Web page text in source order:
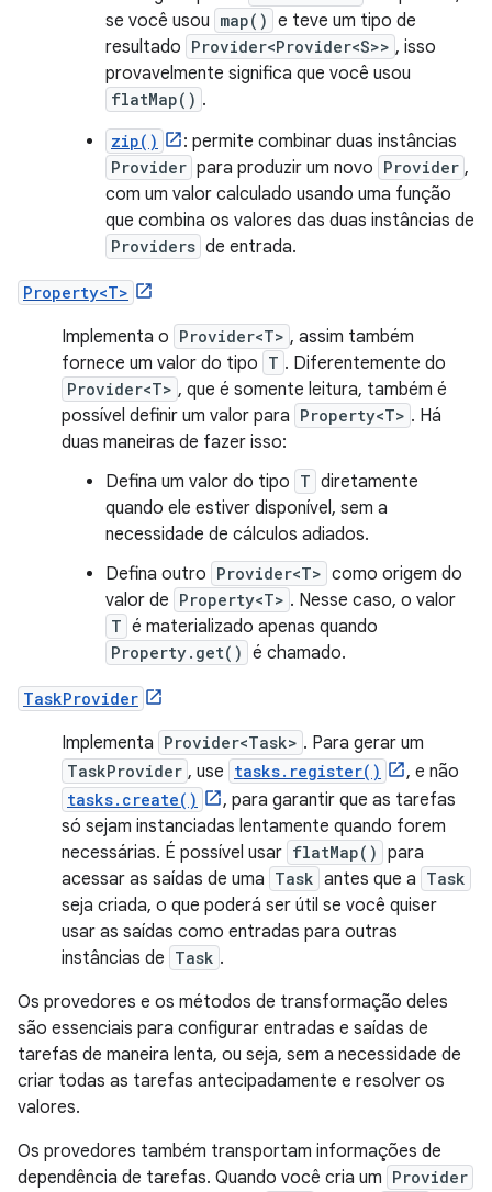
se você usou map() e teve um tipo de
resultado Provider<Provider<S>> , isso
provavelmente significa que você usou
flatMap() .
zip() : permite combinar duas instâncias
Provider para produzir um novo Provider ,
com um valor calculado usando uma função
que combina os valores das duas instâncias de
Providers de entrada.
Property<T>
Implementa o Provider<T> , assim também
fornece um valor do tipo T . Diferentemente do
Provider<T> , que é somente leitura, também é
possível definir um valor para Property<T> . Há
duas maneiras de fazer isso:
Defina um valor do tipo T diretamente
quando ele estiver disponível, sem a
necessidade de cálculos adiados.
Defina outro Provider<T> como origem do
valor de Property<T> . Nesse caso, o valor
T é materializado apenas quando
Property.get() é chamado.
TaskProvider
Implementa Provider<Task> . Para gerar um
TaskProvider , use tasks.register() , e não
tasks.create()
, para garantir que as tarefas
só sejam instanciadas lentamente quando forem
necessárias. É possível usar flatMap() para
acessar as saídas de uma Task antes que a Task
seja criada, o que poderá ser útil se você quiser
usar as saídas como entradas para outras
instâncias de Task .
Os provedores e os métodos de transformação deles
são essenciais para configurar entradas e saídas de
tarefas de maneira lenta, ou seja, sem a necessidade de
criar todas as tarefas antecipadamente e resolver os
valores.
Os provedores também transportam informações de
dependência de tarefas. Quando você cria um Provider